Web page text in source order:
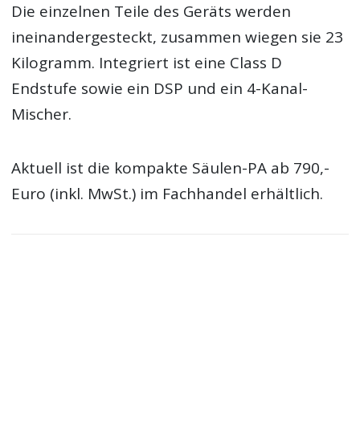
Die einzelnen Teile des Geräts werden
ineinandergesteckt, zusammen wiegen sie 23
Kilogramm. Integriert ist eine Class D
Endstufe sowie ein DSP und ein 4-Kanal-
Mischer.
Aktuell ist die kompakte Säulen-PA ab 790,-
Euro (inkl. MwSt.) im Fachhandel erhältlich.